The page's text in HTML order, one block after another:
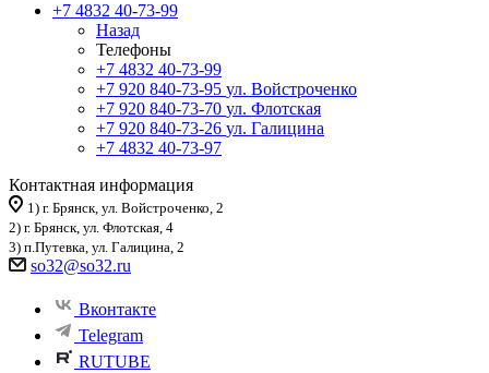
+7 4832 40-73-99
Назад
Телефоны
+7 4832 40-73-99
+7 920 840-73-95 ул. Войстроченко
+7 920 840-73-70 ул. Флотская
+7 920 840-73-26 ул. Галицина
+7 4832 40-73-97
Контактная информация
1) г. Брянск, ул. Войстроченко, 2
2) г. Брянск, ул. Флотская, 4
3) п.Путевка, ул. Галицина, 2
so32@so32.ru
Вконтакте
Telegram
RUTUBE